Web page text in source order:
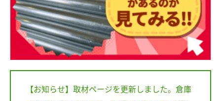
【お知らせ】取材ページを更新しました。倉庫